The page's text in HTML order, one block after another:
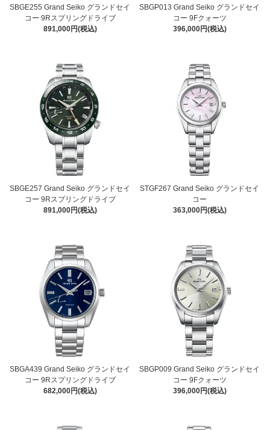
SBGE255 Grand Seiko グランドセイ
コー 9Rスプリングドライブ
891,000円(税込)
SBGP013 Grand Seiko グランドセイ
コー 9Fクォーツ
396,000円(税込)
SBGE257 Grand Seiko グランドセイ
コー 9Rスプリングドライブ
891,000円(税込)
STGF267 Grand Seiko グランドセイ
コー
363,000円(税込)
SBGA439 Grand Seiko グランドセイ
コー 9Rスプリングドライブ
682,000円(税込)
SBGP009 Grand Seiko グランドセイ
コー 9Fクォーツ
396,000円(税込)